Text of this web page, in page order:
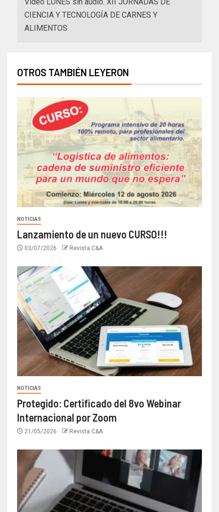
CIENCIA Y TECNOLOGÍA DE CARNES Y
ALIMENTOS
OTROS TAMBIÉN LEYERON
NOTICIAS
Lanzamiento de un nuevo CURSO!!!
03/07/2026 Revista C&A
NOTICIAS
Protegido: Certificado del 8vo Webinar
Internacional por Zoom
21/05/2026 Revista C&A